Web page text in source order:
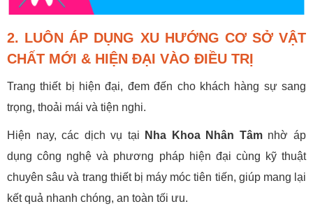
2. LUÔN ÁP DỤNG XU HƯỚNG CƠ SỞ VẬT
CHẤT MỚI & HIỆN ĐẠI VÀO ĐIỀU TRỊ
Trang thiết bị hiện đại, đem đến cho khách hàng sự sang
trọng, thoải mái và tiện nghi.
Hiện nay, các dịch vụ tại Nha Khoa Nhân Tâmnhờ áp
dụng công nghệ và phương pháp hiện đại cùng kỹ thuật
chuyên sâu và trang thiết bị máy móc tiên tiến, giúp mang lại
kết quả nhanh chóng, an toàn tối ưu.